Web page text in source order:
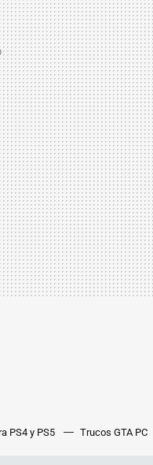
PS4 y PS5 Trucos GTA PC